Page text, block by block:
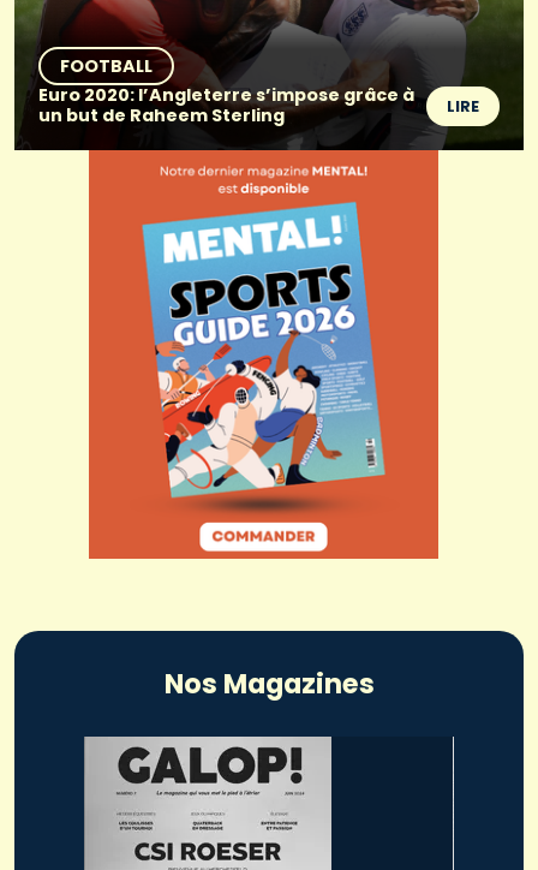
FOOTBALL
Euro 2020: l’Angleterre s’impose grâce à
un but de Raheem Sterling
LIRE
Nos Magazines